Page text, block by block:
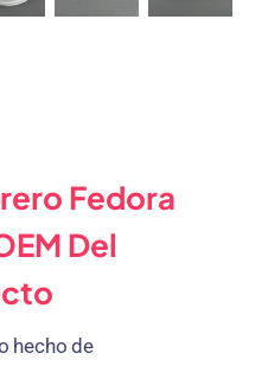
Fedora
Del
hecho de